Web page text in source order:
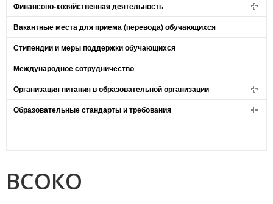
Финансово-хозяйственная деятельность
Вакантные места для приема (перевода) обучающихся
Стипендии и меры поддержки обучающихся
Международное сотрудничество
Организация питания в образовательной организации
Образовательные стандарты и требования
ВСОКО